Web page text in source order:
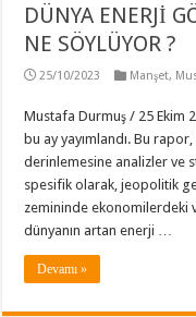
DÜNYA ENERJİ
NE SÖYLÜYOR ?
25/10/2023 Manşet,
Mustafa Durmuş / 25 Ekim
bu ay yayımlandı. Bu
derinlemesine analizler ve
spesifik olarak, jeopolitik
zemininde ekonomilerdeki
dünyanın artan enerji …
Devamı »